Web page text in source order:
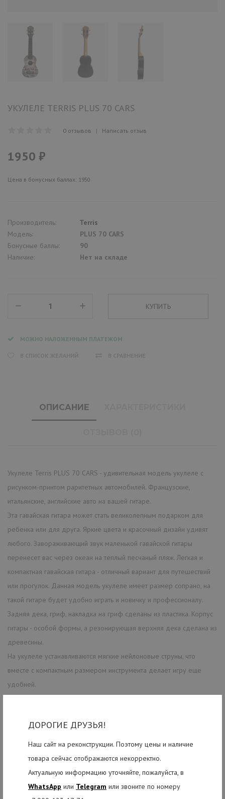
ДОРОГИЕ ДРУЗЬЯ!
Наш сайт на реконструкции. Поэтому цены и наличие
товара сейчас отображаются некорректно.
Актуальную информацию уточняйте, пожалуйста, в
WhatsApp или Telegram или звоните по номеру
УКУЛЕЛЕ TERRIS PLUS 70 CARS
0 отзывов | Написать отзыв
1950 ₽
Цена в бонусных баллах: 1950
Производитель:
Terris
Модель:
PLUS 70 CARS
Бонусные баллы:
90
Наличие:
Нет на складе
МОЖНО НАЛОЖЕННЫМ ПЛАТЕЖОМ
ОПИСАНИЕ
Укулеле Terris PLUS 70 CARS - удивительная модель укулеле с
рисунком-принтом раритетных автомобилей. Французские,
итальянские, английские авто на вашей гитаре.
Эта гавайская гитара может стать великолепным подарком для
ребенка или для друга. Яркие цвета и красочный дизайн удивят
любого. Завораживающий звук маленькой гавайской гитары
перенесет вас через океан на теплый песчаный пляж. Легкая и
компактная гавайская гитара - отличный вариант для путешествий
или прогулок. Данная модель укулеле имеет размер сопрано, на
такой гитаре будет удобно играть и новичку и профессионалу.
Задняя дека, гриф, накладка на гриф сделаны из пластика. Корпус
гитары - особой формы, а резонирующая верхняя дека сделана из
древесины.
На укулеле устанавливаются мягкие нейлоновые струны, что
вместе с компактным размером инструмента делает игру еще
удобней.